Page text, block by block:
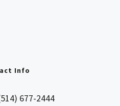
Info
677-2444